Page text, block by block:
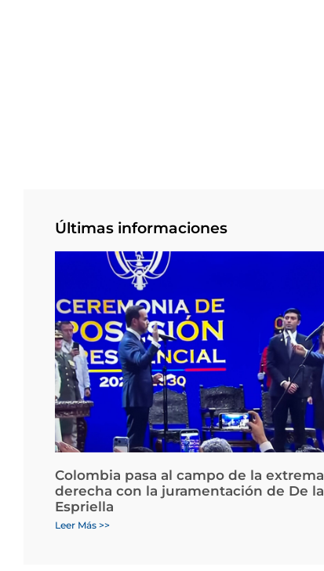
Últimas informaciones
Colombia pasa al campo de la extrema
derecha con la juramentación de De la
Espriella
Leer Más >>